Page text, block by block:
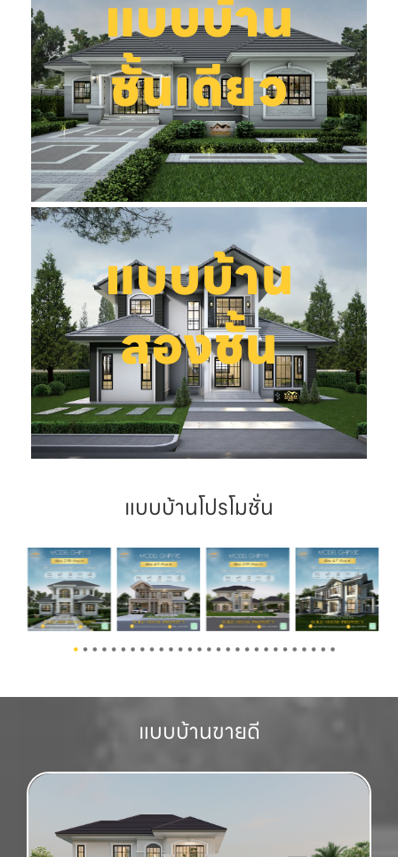
แบบบ้าน
ชั้นเดียว
แบบบ้าน
สองชั้น
แบบบ้านโปรโมชั่น
2 3 4 5 6 7 8 9 10 11 12 13 14 15 16 17 18 19 20 21 22 23 24 25 26 27 28
แบบบ้านขายดี